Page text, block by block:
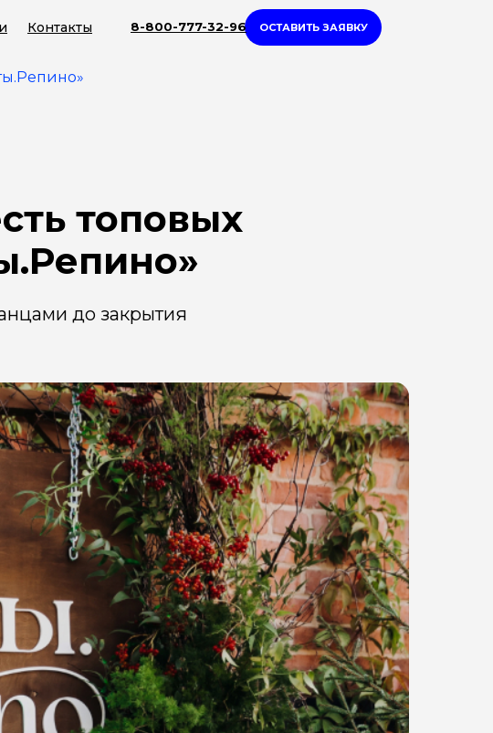
Контакты ОСТАВИТЬ ЗАЯВКУ
8-800-777-32-96
топовых
до закрытия